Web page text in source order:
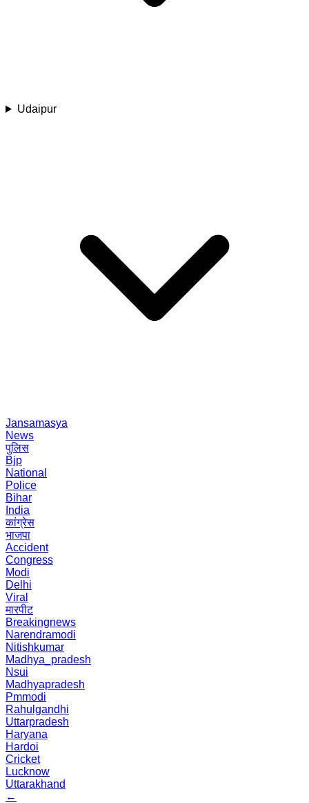
Udaipur
Jansamasya
News
पुलिस
Bjp
National
Police
Bihar
India
कांग्रेस
भाजपा
Accident
Congress
Modi
Delhi
Viral
मारपीट
Breakingnews
Narendramodi
Nitishkumar
Madhya_pradesh
Nsui
Madhyapradesh
Pmmodi
Rahulgandhi
Uttarpradesh
Haryana
Hardoi
Cricket
Lucknow
Uttarakhand
←